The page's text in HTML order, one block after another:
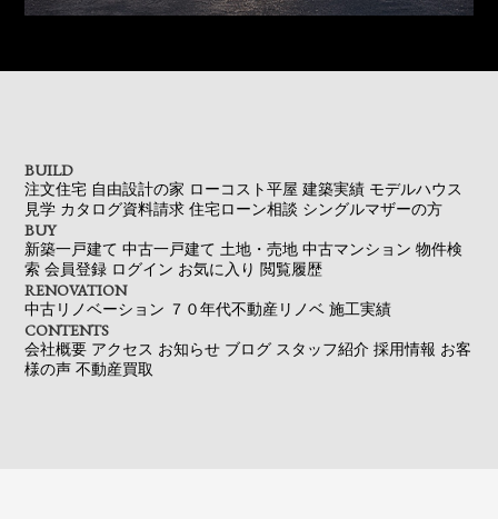
BUILD
注文住宅 自由設計の家 ローコスト平屋 建築実績 モデルハウス
見学 カタログ資料請求 住宅ローン相談 シングルマザーの方
BUY
新築一戸建て 中古一戸建て 土地・売地 中古マンション 物件検
索 会員登録 ログイン お気に入り 閲覧履歴
RENOVATION
中古リノベーション ７０年代不動産リノベ 施工実績
CONTENTS
会社概要 アクセス お知らせ ブログ スタッフ紹介 採用情報 お客
様の声 不動産買取